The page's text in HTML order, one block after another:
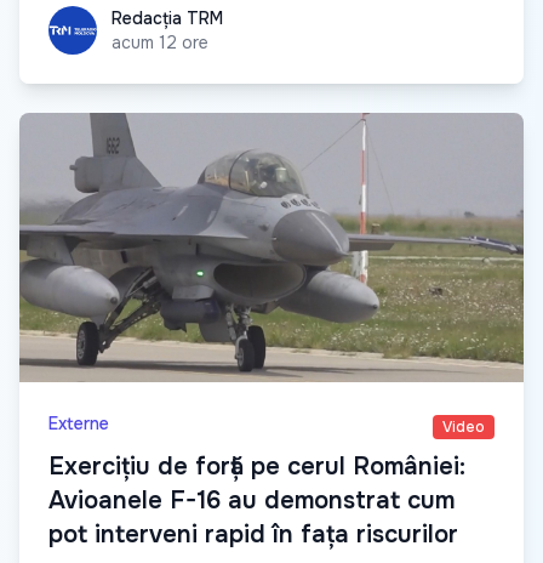
Redacția TRM
Redacția TRM
acum 12 ore
Externe Video
Exercițiu de forță pe cerul României:
Avioanele F-16 au demonstrat cum
pot interveni rapid în fața riscurilor